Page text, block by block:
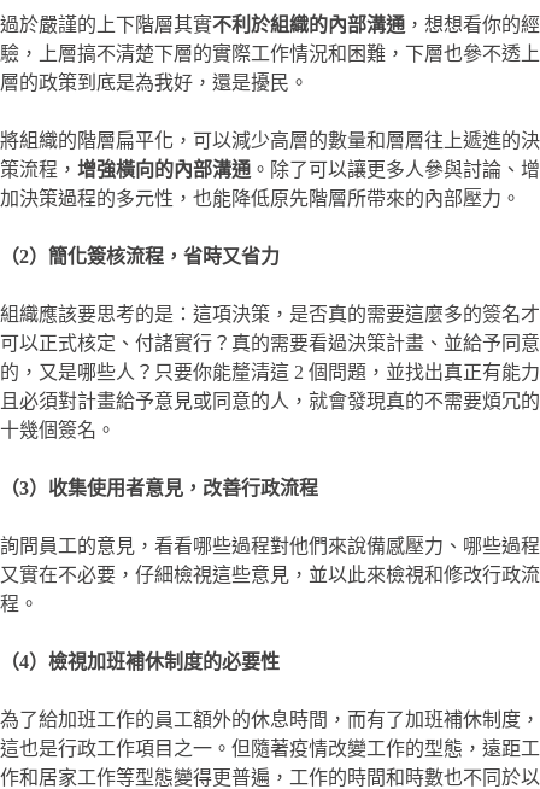
過於嚴謹的上下階層其實不利於組織的內部溝通 ，想想看你的經
驗，上層搞不清楚下層的實際工作情況和困難，下層也參不透上
層的政策到底是為我好，還是擾民。
將組織的階層扁平化，可以減少高層的數量和層層往上遞進的決
策流程， 增強橫向的內部溝通 。除了可以讓更多人參與討論、增
加決策過程的多元性，也能降低原先階層所帶來的內部壓力。
（2）簡化簽核流程，省時又省力
組織應該要思考的是：這項決策，是否真的需要這麼多的簽名才
可以正式核定、付諸實行？真的需要看過決策計畫、並給予同意
的，又是哪些人？只要你能釐清這 2 個問題，並找出真正有能力
且必須對計畫給予意見或同意的人，就會發現真的不需要煩冗的
十幾個簽名。
（3）收集使用者意見，改善行政流程
詢問員工的意見，看看哪些過程對他們來說備感壓力、哪些過程
又實在不必要，仔細檢視這些意見，並以此來檢視和修改行政流
程。
（4）檢視加班補休制度的必要性
為了給加班工作的員工額外的休息時間，而有了加班補休制度，
這也是行政工作項目之一。但隨著疫情改變工作的型態，遠距工
作和居家工作等型態變得更普遍，工作的時間和時數也不同於以